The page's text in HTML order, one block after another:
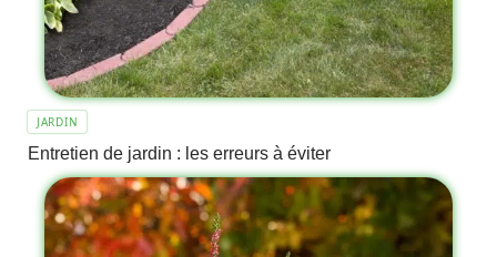
JARDIN
Entretien de jardin : les erreurs à éviter